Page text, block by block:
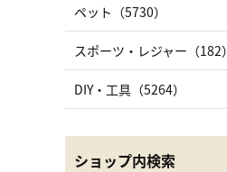
ペット（5730）
スポーツ・レジャー（182）
DIY・工具（5264）
ショップ内検索